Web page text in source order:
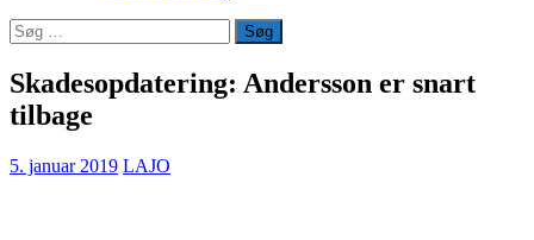
Søg
efter:
Skadesopdatering: Andersson er snart
tilbage
5. januar 2019 LAJO